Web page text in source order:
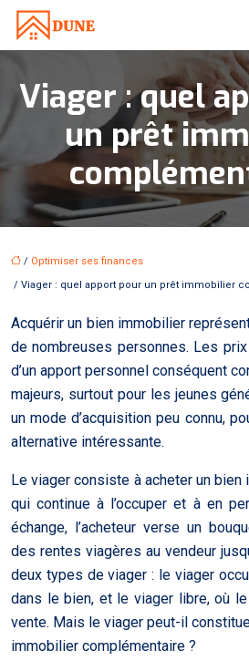
Viager : quel
un prêt
/ Optimiser ses finances
/ Viager : quel apport pour un prêt immobilier
Acquérir un bien immobilier
de nombreuses personnes. Les
d’un apport personnel conséquent
majeurs, surtout pour les jeunes
un mode d’acquisition peu connu,
alternative intéressante.
Le viager consiste à acheter un bien
qui continue à l’occuper et à en
échange, l’acheteur verse un
des rentes viagères au vendeur
deux types de viager : le viager
dans le bien, et le viager libre, où
vente. Mais le viager peut-il
immobilier complémentaire ?